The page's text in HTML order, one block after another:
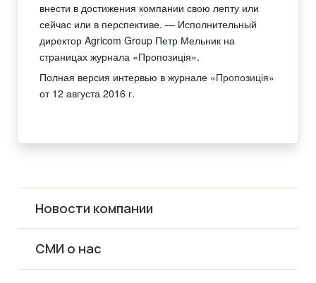
внести в достижения компании свою лепту или
сейчас или в перспективе. — Исполнительный
директорAgricom Group Петр Мельник на
страницах журнала «Пропозиція».
Полная версия интервью в журнале «Пропозиція»
от 12 августа 2016 г.
Новости компании
СМИ о нас